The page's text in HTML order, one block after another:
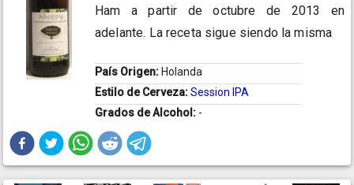
Ham a partir de octubre de 2013 en
adelante. La receta sigue siendo la misma
País Origen: Holanda
Estilo de Cerveza:Session IPA
Grados de Alcohol: -